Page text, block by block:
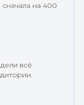
на 400
всё